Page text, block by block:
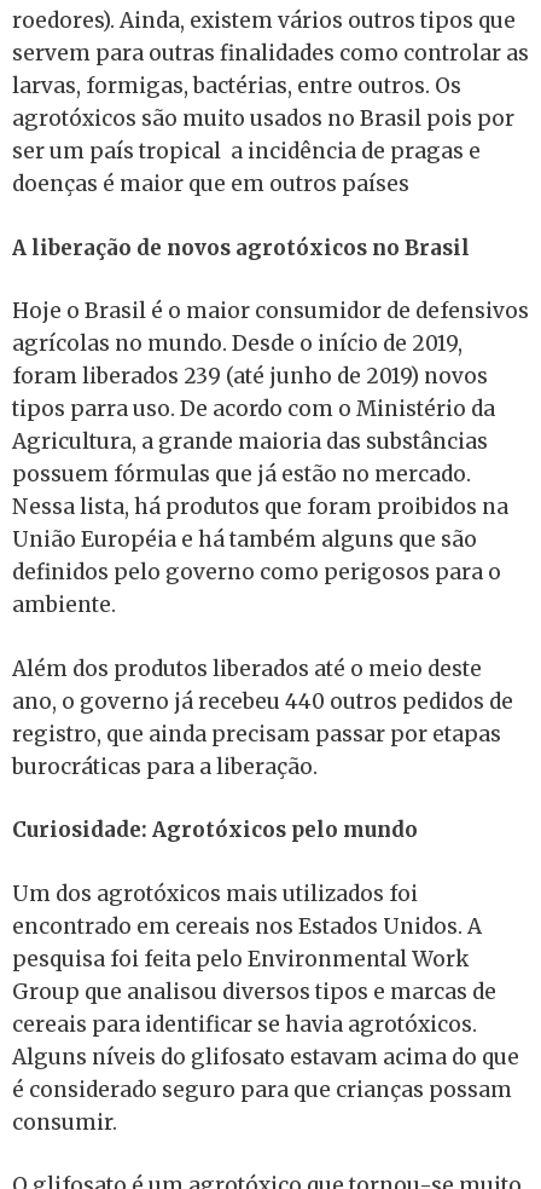
roedores). Ainda, existem vários outros tipos que
servem para outras finalidades como controlar as
larvas, formigas, bactérias, entre outros. Os
agrotóxicos são muito usados no Brasil pois por
ser um país tropical a incidência de pragas e
doenças é maior que em outros países
A liberação de novos agrotóxicos no Brasil
Hoje o Brasil é o maior consumidor de defensivos
agrícolas no mundo. Desde o início de 2019,
foram liberados 239 (até junho de 2019) novos
tipos parra uso. De acordo com o Ministério da
Agricultura, a grande maioria das substâncias
possuem fórmulas que já estão no mercado.
Nessa lista, há produtos que foram proibidos na
União Européia e há também alguns que são
definidos pelo governo como perigosos para o
ambiente.
Além dos produtos liberados até o meio deste
ano, o governo já recebeu 440 outros pedidos de
registro, que ainda precisam passar por etapas
burocráticas para a liberação.
Curiosidade: Agrotóxicos pelo mundo
Um dos agrotóxicos mais utilizados foi
encontrado em cereais nos Estados Unidos. A
pesquisa foi feita pelo Environmental Work
Group que analisou diversos tipos e marcas de
cereais para identificar se havia agrotóxicos.
Alguns níveis do glifosato estavam acima do que
é considerado seguro para que crianças possam
consumir.